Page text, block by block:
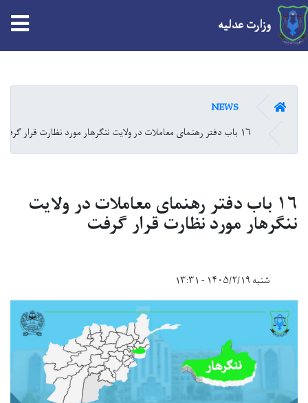
وزارت عدلیه
HOME
NEWS
۱۶ باب دفتر رهنمای معاملات در ولایت ننگرهار مورد نظارت قرار گرفت
۱۶ باب دفتر رهنمای معاملات در ولایت
ننگرهار مورد نظارت قرار گرفت
شنبه ۱۴۰۵/۲/۱۹ - ۱۳:۳۱